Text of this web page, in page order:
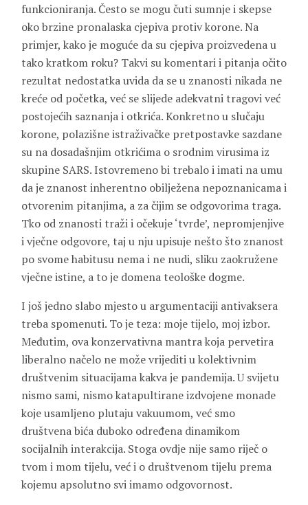
funkcioniranja. Često se mogu čuti sumnje i skepse
oko brzine pronalaska cjepiva protiv korone. Na
primjer, kako je moguće da su cjepiva proizvedena u
tako kratkom roku? Takvi su komentari i pitanja očito
rezultat nedostatka uvida da se u znanosti nikada ne
kreće od početka, već se slijede adekvatni tragovi već
postojećih saznanja i otkrića. Konkretno u slučaju
korone, polazišne istraživačke pretpostavke sazdane
su na dosadašnjim otkrićima o srodnim virusima iz
skupine SARS. Istovremeno bi trebalo i imati na umu
da je znanost inherentno obilježena nepoznanicama i
otvorenim pitanjima, a za čijim se odgovorima traga.
Tko od znanosti traži i očekuje ‘tvrde’, nepromjenjive
i vječne odgovore, taj u nju upisuje nešto što znanost
po svome habitusu nema i ne nudi, sliku zaokružene
vječne istine, a to je domena teološke dogme.
I još jedno slabo mjesto u argumentaciji antivaksera
treba spomenuti. To je teza: moje tijelo, moj izbor.
Međutim, ova konzervativna mantra koja pervetira
liberalno načelo ne može vrijediti u kolektivnim
društvenim situacijama kakva je pandemija. U svijetu
nismo sami, nismo katapultirane izdvojene monade
koje usamljeno plutaju vakuumom, već smo
društvena bića duboko određena dinamikom
socijalnih interakcija. Stoga ovdje nije samo riječ o
tvom i mom tijelu, već i o društvenom tijelu prema
kojemu apsolutno svi imamo odgovornost.